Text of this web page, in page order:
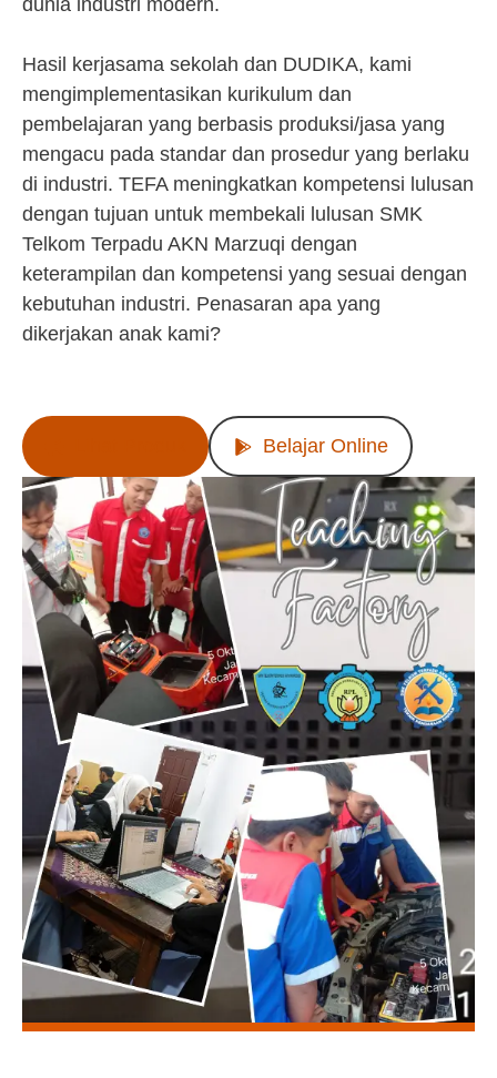
dunia industri modern.
Hasil kerjasama sekolah dan DUDIKA, kami
mengimplementasikan kurikulum dan
pembelajaran yang berbasis produksi/jasa yang
mengacu pada standar dan prosedur yang berlaku
di industri. TEFA meningkatkan kompetensi lulusan
dengan tujuan untuk membekali lulusan SMK
Telkom Terpadu AKN Marzuqi dengan
keterampilan dan kompetensi yang sesuai dengan
kebutuhan industri. Penasaran apa yang
dikerjakan anak kami?
Belajar Online